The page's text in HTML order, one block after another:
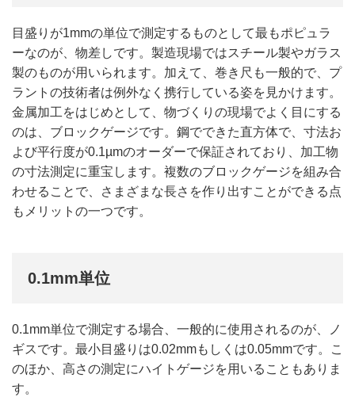
目盛りが1mmの単位で測定するものとして最もポピュラ
ーなのが、物差しです。製造現場ではスチール製やガラス
製のものが用いられます。加えて、巻き尺も一般的で、プ
ラントの技術者は例外なく携行している姿を見かけます。
金属加工をはじめとして、物づくりの現場でよく目にする
のは、ブロックゲージです。鋼でできた直方体で、寸法お
よび平行度が0.1µmのオーダーで保証されており、加工物
の寸法測定に重宝します。複数のブロックゲージを組み合
わせることで、さまざまな長さを作り出すことができる点
もメリットの一つです。
0.1mm単位
0.1mm単位で測定する場合、一般的に使用されるのが、ノ
ギスです。最小目盛りは0.02mmもしくは0.05mmです。こ
のほか、高さの測定にハイトゲージを用いることもありま
す。